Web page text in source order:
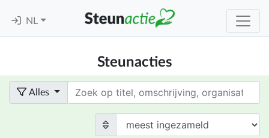
NL
Steunacties
Alles Term